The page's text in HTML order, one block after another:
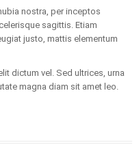
nostra, per inceptos
sagittis. Etiam
justo, mattis elementum
dictum vel. Sed ultrices, urna
magna diam sit amet leo.